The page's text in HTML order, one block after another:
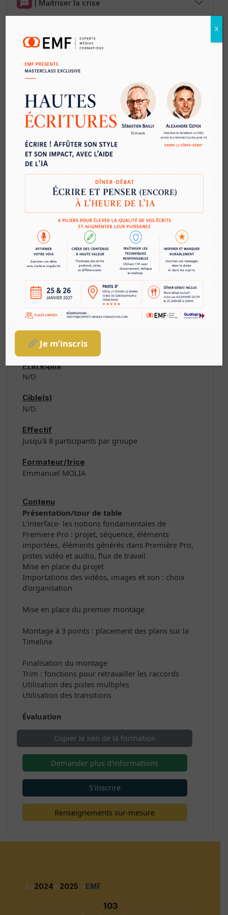
Maitriser la crise
|Animer un débat
|After Effect
| Premiere Pro
Objectif(s)
Réaliser efficacement un montage vidéo
Ajuster les niveaux sonores.
Ajouter des titres et des sous-titres
Exporter le montage dans un fichier adapté à une
plateforme de diffusion
Durée
3 jours en présentiel
Matériel
PC avec abonnement Adobe Creative Cloud pour
projecteur (Le formateur viendra avec son
équipement si c’est sur site).
Prérequis
N/D
Cible(s)
N/D
Effectif
Jusqu'à 8 participants par groupe
Formateur/trice
Emmanuel MOLIA
Contenu
Présentation/tour de table
L’interface- les notions fondamentales de
Premiere Pro : projet, séquence, éléments
importées, éléments générés dans Première Pro,
pistes vidéo et audio, flux de travail
Mise en place du projet
Importations des vidéos, images et son : choix
d’organisation
Mise en place du premier montage
Montage à 3 points : placement des plans sur la
Timeline
Finalisation du montage
Trim : fonctions pour retravailler les raccords
Utilisation des pistes multiples
Utilisation des transitions
Évaluation
Copier le lien de la formation
Demander plus d'informations
S'inscrire
Renseignements sur-mesure
En2024et2025—EMF
103
Je m’inscris
X